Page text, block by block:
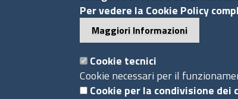
Via G.B. Morgagni, 13 - 00161 Roma
Tel.: +39 06 44231314
P.Iva 01898631005
C.F. 07888290587
info.assocamerestero@legalmail.it
info@assocamerestero.it
Per vedere la Cookie Policy
Maggiori Informazioni
Cookie tecnici
Cookie necessari per il
Cookie per la condivisione